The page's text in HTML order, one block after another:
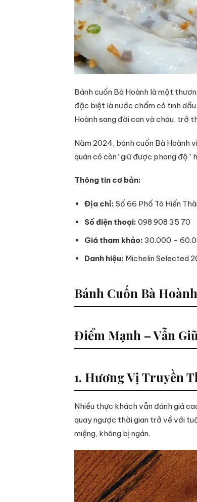
Bánh cuốn Bà Hoành là một
đặc biệt là nước chấm có tinh
Hoành sang đời con và cháu, trở
Năm 2024, bánh cuốn Bà Hoành
quán có còn “giữ được phong
Thông tin cơ bản:
Địa chỉ: Số 66 Phố Tô Hiến
Số điện thoại: 098 908 35 70
Giá tham khảo: 30.000 –
Danh hiệu: Michelin Selected
Bánh Cuốn Bà
Điểm Mạnh – Vẫn
1. Hương Vị Truyền
Nhiều thực khách vẫn đánh giá
quay ngược thời gian trở về với
miệng, không bị ngán.